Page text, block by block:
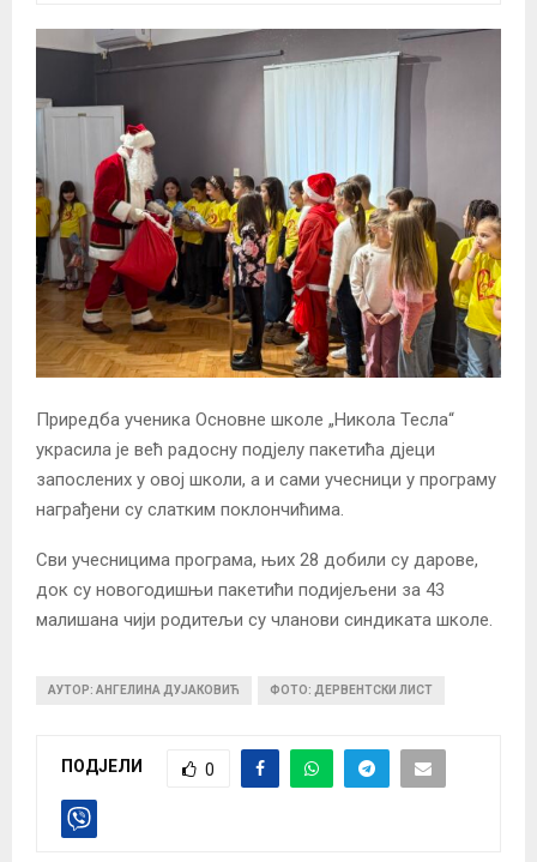
Приредба ученика Основне школе „Никола Тесла“
украсила је већ радосну подјелу пакетића дјеци
запослених у овој школи, а и сами учесници у програму
награђени су слатким поклончићима.
Сви учесницима програма, њих 28 добили су дарове,
док су новогодишњи пакетићи подијељени за 43
малишана чији родитељи су чланови синдиката школе.
АУТОР: АНГЕЛИНА ДУЈАКОВИЋ ФОТО: ДЕРВЕНТСКИ ЛИСТ
ПОДЈЕЛИ 0